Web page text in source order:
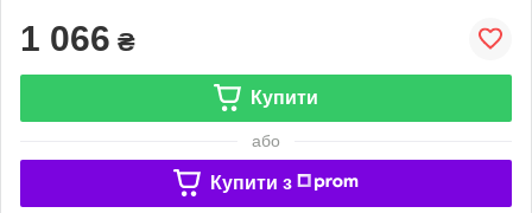
1 066 ₴
Купити
або
Купити з